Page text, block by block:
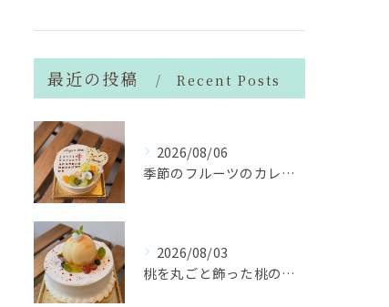
最近の投稿 Recent Posts
2026/08/06
季節のフルーツのカレンダーケーキ
2026/08/03
桃を丸ごと飾った桃のホールケーキ（サンドも桃）